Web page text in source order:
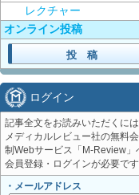
レクチャー
オンライン投稿
ログイン
記事全文をお読みいただくには
メディカルレビュー社の無料
制Webサービス「M-Review」
会員登録・ログインが必要です
・メールアドレス